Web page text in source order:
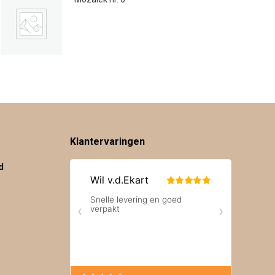
Klantervaringen